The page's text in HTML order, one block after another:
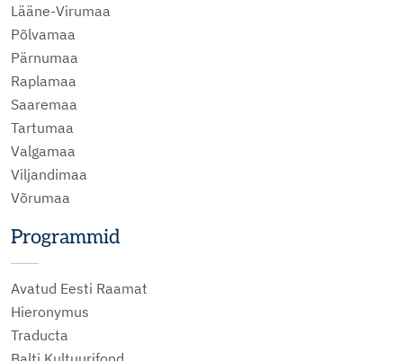
Lääne-Virumaa
Põlvamaa
Pärnumaa
Raplamaa
Saaremaa
Tartumaa
Valgamaa
Viljandimaa
Võrumaa
Programmid
Avatud Eesti Raamat
Hieronymus
Traducta